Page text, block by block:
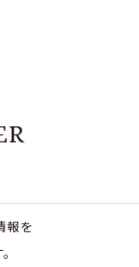
報を